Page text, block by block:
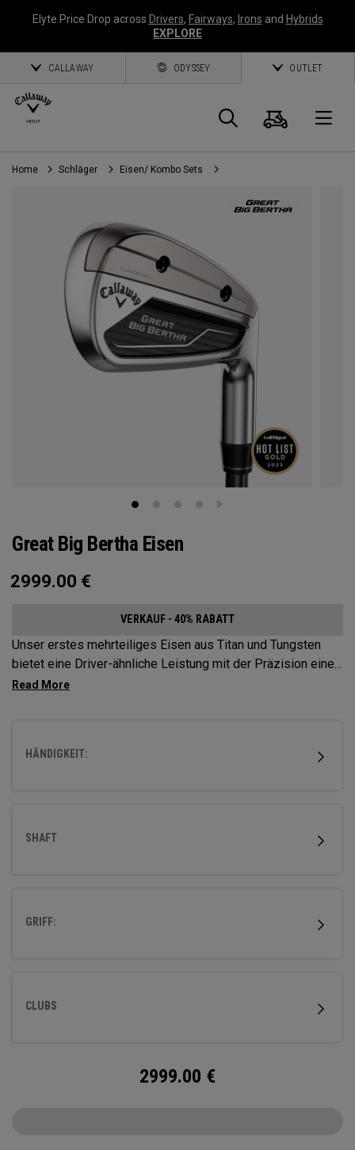
Elyte Price Drop across Drivers, Fairways, Irons and Hybrids
EXPLORE
CALLAWAY ODYSSEY OUTLET
Suche
Home Schläger Eisen/ Kombo Sets
Great Big Bertha Eisen
2999.00 €
VERKAUF - 40% RABATT
Unser erstes mehrteiliges Eisen aus Titan und Tungsten
bietet eine Driver-ähnliche Leistung mit der Präzision eines
Eisens.
HÄNDIGKEIT:
SHAFT
GRIFF:
CLUBS
2999.00 €